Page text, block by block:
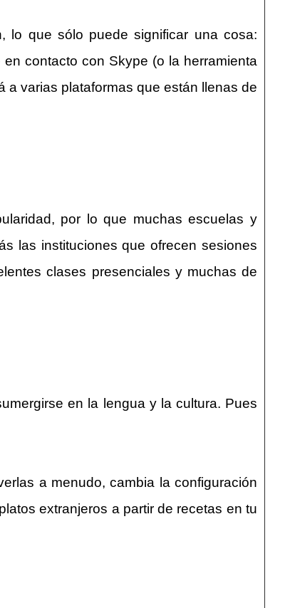
lo que sólo puede significar una cosa:
contacto con Skype (o la herramienta
a varias plataformas que están llenas de
por lo que muchas escuelas y
las instituciones que ofrecen sesiones
clases presenciales y muchas de
en la lengua y la cultura. Pues
a menudo, cambia la configuración
extranjeros a partir de recetas en tu